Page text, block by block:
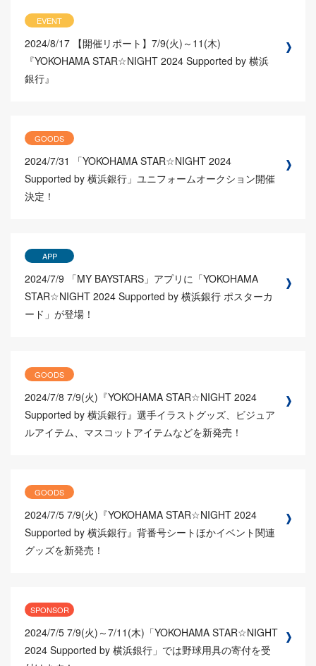
EVENT
2024/8/17 【開催リポート】7/9(火)～11(木)
『YOKOHAMA STAR☆NIGHT 2024 Supported by 横浜
銀行』
GOODS
2024/7/31
「YOKOHAMA STAR☆NIGHT 2024
Supported by 横浜銀行」ユニフォームオークション開催
決定！
APP
2024/7/9
「MY BAYSTARS」アプリに「YOKOHAMA
STAR☆NIGHT 2024 Supported by 横浜銀行 ポスターカ
ード」が登場！
GOODS
2024/7/8 7/9(火)『YOKOHAMA STAR☆NIGHT 2024
Supported by 横浜銀行』選手イラストグッズ、ビジュア
ルアイテム、マスコットアイテムなどを新発売！
GOODS
2024/7/5 7/9(火)『YOKOHAMA STAR☆NIGHT 2024
Supported by 横浜銀行』背番号シートほかイベント関連
グッズを新発売！
SPONSOR
2024/7/5 7/9(火)～7/11(木)「YOKOHAMA STAR☆NIGHT
2024 Supported by 横浜銀行」では野球用具の寄付を受